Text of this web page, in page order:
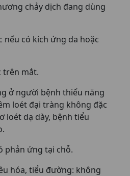
chảy dịch đang dùng
có kích ứng da hoặc
trên mắt.
ở người bệnh thiểu năng
loét đại tràng không đặc
loét dạ dày, bệnh tiểu
phản ứng tại chỗ.
hóa, tiểu đường: không